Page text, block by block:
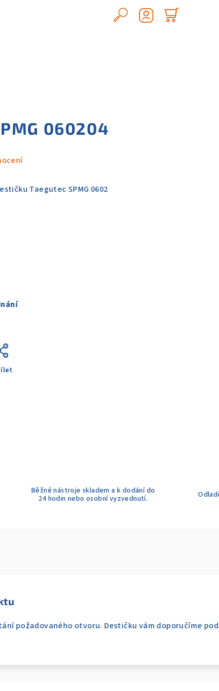
Hledat
060204
Taegutec SPMG 0602
Běžné nástroje skladem a k dodání do
24 hodin nebo osobní vyzvednutí.
požadovaného otvoru. Destičku vám doporučíme